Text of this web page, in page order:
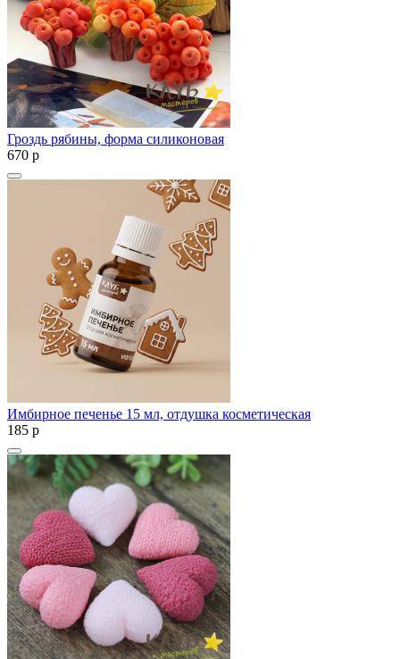
Гроздь рябины, форма силиконовая
670 p
Имбирное печенье 15 мл, отдушка косметическая
185 p